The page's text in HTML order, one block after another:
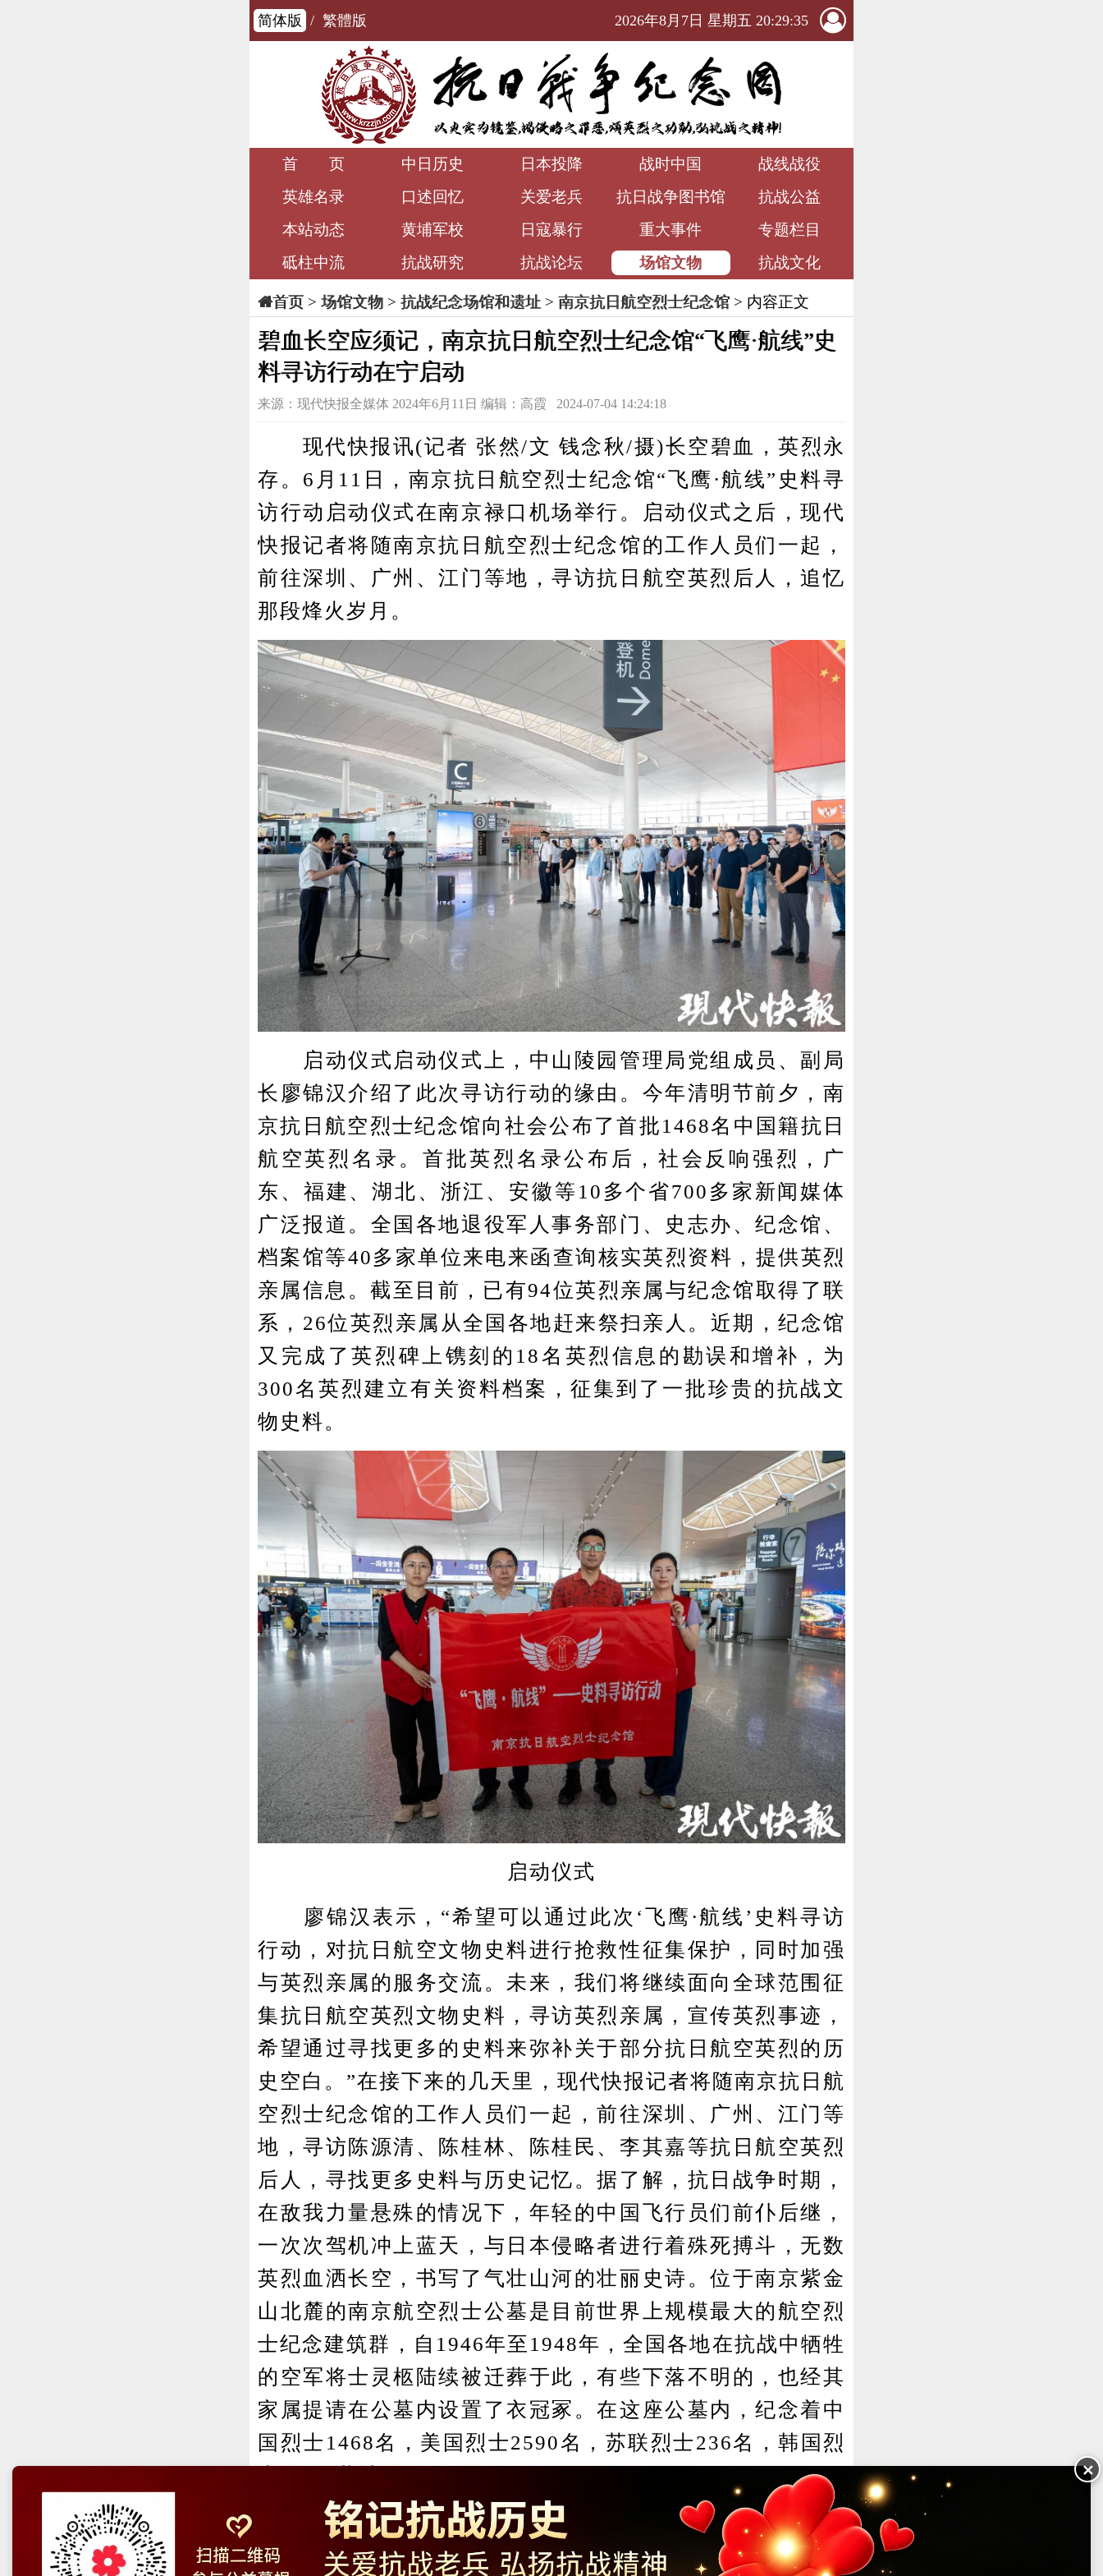
简体版 / 繁體版 2026年8月7日 星期五 20:29:36
首 页 中日历史 日本投降 战时中国
战线战役
英雄名录
口述回忆 关爱老兵 抗日战争图书馆
抗战公益
本站动态
黄埔军校 日寇暴行 重大事件
专题栏目
砥柱中流
抗战研究 抗战论坛 场馆文物 抗战文化
首页> 场馆文物 > 抗战纪念场馆和遗址 > 南京抗日航空烈士纪念馆 > 内容正文
碧血长空应须记，南京抗日航空烈士纪念馆“飞鹰·航线”史
料寻访行动在宁启动
来源：现代快报全媒体 2024年6月11日 编辑：高霞 2024-07-04 14:24:18
现代快报讯(记者 张然/文 钱念秋/摄)长空碧血，英烈永
存。6月11日，南京抗日航空烈士纪念馆“飞鹰·航线”史料寻
访行动启动仪式在南京禄口机场举行。启动仪式之后，现代
快报记者将随南京抗日航空烈士纪念馆的工作人员们一起，
前往深圳、广州、江门等地，寻访抗日航空英烈后人，追忆
那段烽火岁月。
启动仪式启动仪式上，中山陵园管理局党组成员、副局
长廖锦汉介绍了此次寻访行动的缘由。今年清明节前夕，南
京抗日航空烈士纪念馆向社会公布了首批1468名中国籍抗日
航空英烈名录。首批英烈名录公布后，社会反响强烈，广
东、福建、湖北、浙江、安徽等10多个省700多家新闻媒体
广泛报道。全国各地退役军人事务部门、史志办、纪念馆、
档案馆等40多家单位来电来函查询核实英烈资料，提供英烈
亲属信息。截至目前，已有94位英烈亲属与纪念馆取得了联
系，26位英烈亲属从全国各地赶来祭扫亲人。近期，纪念馆
又完成了英烈碑上镌刻的18名英烈信息的勘误和增补，为
300名英烈建立有关资料档案，征集到了一批珍贵的抗战文
物史料。
启动仪式
廖锦汉表示，“希望可以通过此次‘飞鹰·航线’史料寻访
行动，对抗日航空文物史料进行抢救性征集保护，同时加强
与英烈亲属的服务交流。未来，我们将继续面向全球范围征
集抗日航空英烈文物史料，寻访英烈亲属，宣传英烈事迹，
希望通过寻找更多的史料来弥补关于部分抗日航空英烈的历
史空白。”在接下来的几天里，现代快报记者将随南京抗日航
空烈士纪念馆的工作人员们一起，前往深圳、广州、江门等
地，寻访陈源清、陈桂林、陈桂民、李其嘉等抗日航空英烈
后人，寻找更多史料与历史记忆。据了解，抗日战争时期，
在敌我力量悬殊的情况下，年轻的中国飞行员们前仆后继，
一次次驾机冲上蓝天，与日本侵略者进行着殊死搏斗，无数
英烈血洒长空，书写了气壮山河的壮丽史诗。位于南京紫金
山北麓的南京航空烈士公墓是目前世界上规模最大的航空烈
士纪念建筑群，自1946年至1948年，全国各地在抗战中牺牲
的空军将士灵柩陆续被迁葬于此，有些下落不明的，也经其
家属提请在公墓内设置了衣冠冢。在这座公墓内，纪念着中
国烈士1468名，美国烈士2590名，苏联烈士236名，韩国烈
湘ICP备18022032号 湘公网安备43010402000821号
✕